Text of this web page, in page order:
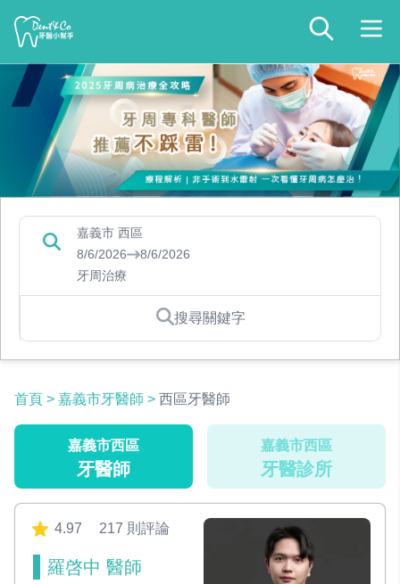
嘉義市 西區
8/6/2026
8/6/2026
牙周治療
搜尋關鍵字
首頁 > 嘉義市牙醫師 > 西區牙醫師
嘉義市西區
牙醫師
嘉義市西區
牙醫診所
4.97 217 則評論
羅啓中 醫師